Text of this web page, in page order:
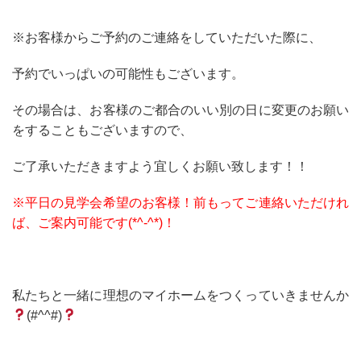
※お客様からご予約のご連絡をしていただいた際に、
予約でいっぱいの可能性もございます。
その場合は、お客様のご都合のいい別の日に変更のお願い
をすることもございますので、
ご了承いただきますよう宜しくお願い致します！！
※平日の見学会希望のお客様！前もってご連絡いただけれ
ば、ご案内可能です(*^-^*)！
私たちと一緒に理想のマイホームをつくっていきませんか
(#^^#)